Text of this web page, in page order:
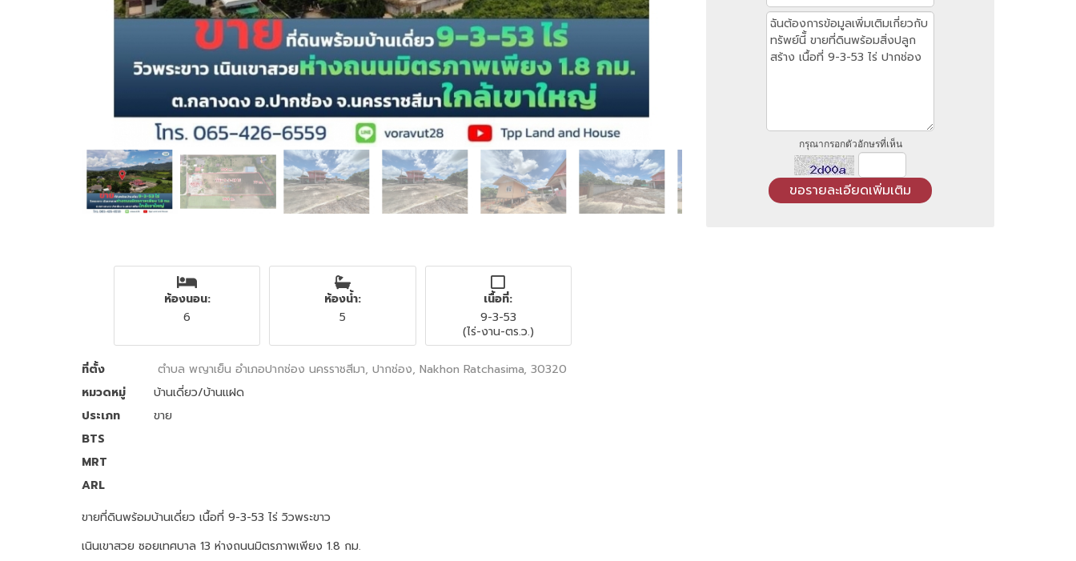
กรุณากรอกตัวอักษรที่เห็น
ห้องนอน:
6
ห้องน้ำ:
5
เนื้อที่:
9-3-53
(ไร่-งาน-ตร.ว.)
ที่ตั้ง
ตำบล พญาเย็น อำเภอปากช่อง นครราชสีมา, ปากช่อง, Nakhon Ratchasima, 30320
หมวดหมู่
บ้านเดี่ยว/บ้านแฝด
ประเภท
ขาย
BTS
MRT
ARL
ขายที่ดินพร้อมบ้านเดี่ยว เนื้อที่ 9-3-53 ไร่ วิวพระขาว
เนินเขาสวย ซอยเทศบาล 13 ห่างถนนมิตรภาพเพียง 1.8 กม.